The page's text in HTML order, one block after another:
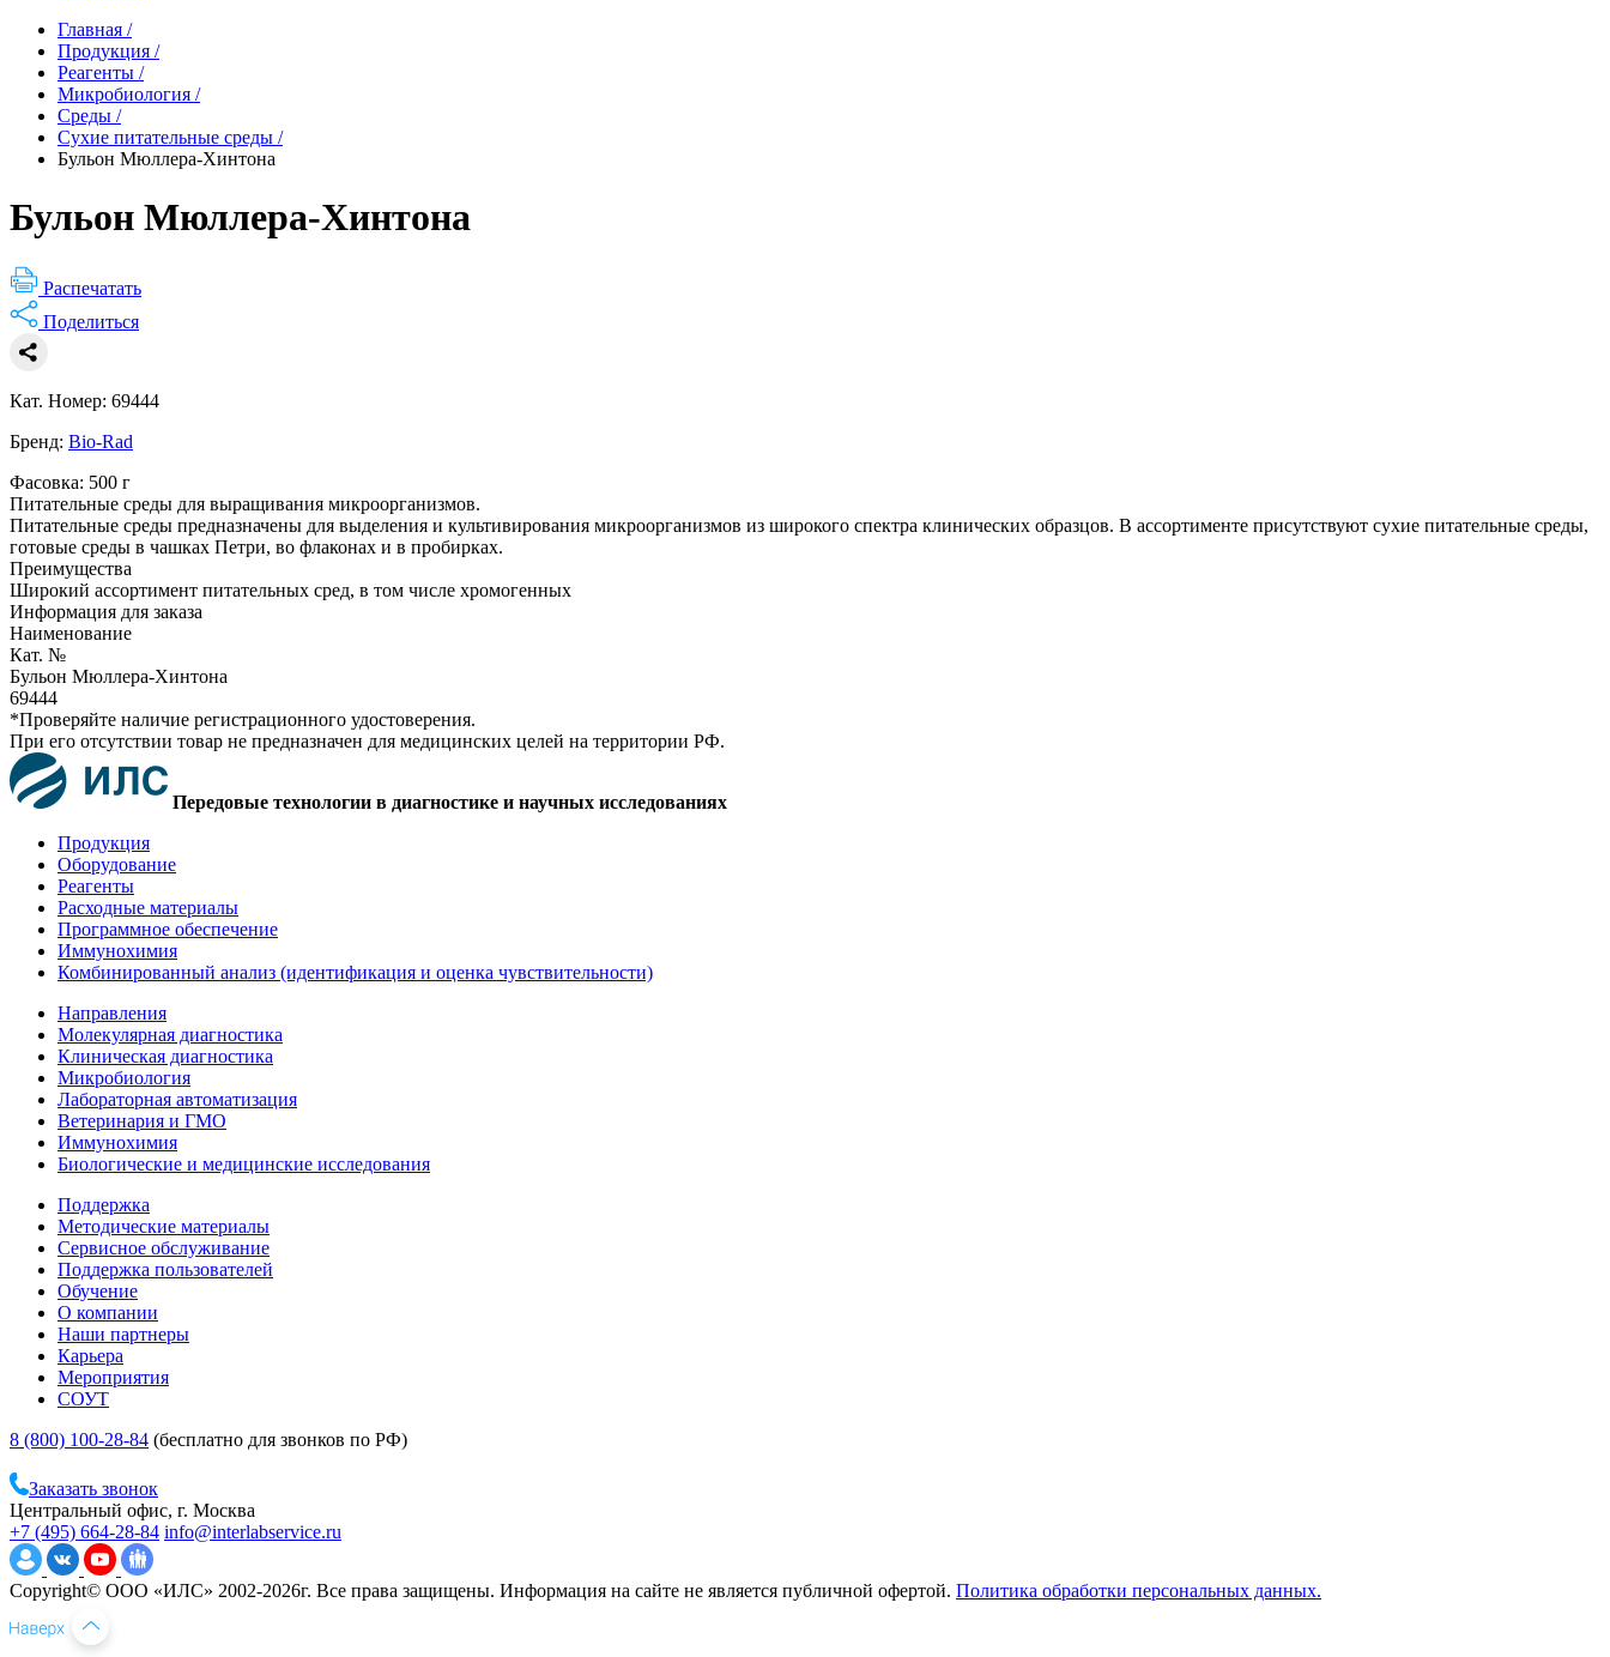
Главная /
Продукция /
Реагенты /
Микробиология /
Среды /
Сухие питательные среды /
Бульон Мюллера-Хинтона
Бульон Мюллера-Хинтона
Распечатать
Поделиться
Кат. Номер: 69444
Бренд: Bio-Rad
Фасовка: 500 г
Питательные среды для выращивания микроорганизмов.
Питательные среды предназначены для выделения и культивирования микроорганизмов из широкого спектра клинических образцов. В ассортименте присутствуют сухие питательные среды,
готовые среды в чашках Петри, во флаконах и в пробирках.
Преимущества
Широкий ассортимент питательных сред, в том числе хромогенных
Информация для заказа
Наименование
Кат. №
Бульон Мюллера-Хинтона
69444
*Проверяйте наличие регистрационного удостоверения.
При его отсутствии товар не предназначен для медицинских целей на территории РФ.
Передовые технологии в диагностике и научных исследованиях
Продукция
Оборудование
Реагенты
Расходные материалы
Программное обеспечение
Иммунохимия
Комбинированный анализ (идентификация и оценка чувствительности)
Направления
Молекулярная диагностика
Клиническая диагностика
Микробиология
Лабораторная автоматизация
Ветеринария и ГМО
Иммунохимия
Биологические и медицинские исследования
Поддержка
Методические материалы
Сервисное обслуживание
Поддержка пользователей
Обучение
О компании
Наши партнеры
Карьера
Мероприятия
СОУТ
8 (800) 100-28-84 (бесплатно для звонков по РФ)
Заказать звонок
Центральный офис, г. Москва
+7 (495) 664-28-84 info@interlabservice.ru
Copyright© ООО «ИЛС» 2002-2026г. Все права защищены. Информация на сайте не является публичной офертой. Политика обработки персональных данных.